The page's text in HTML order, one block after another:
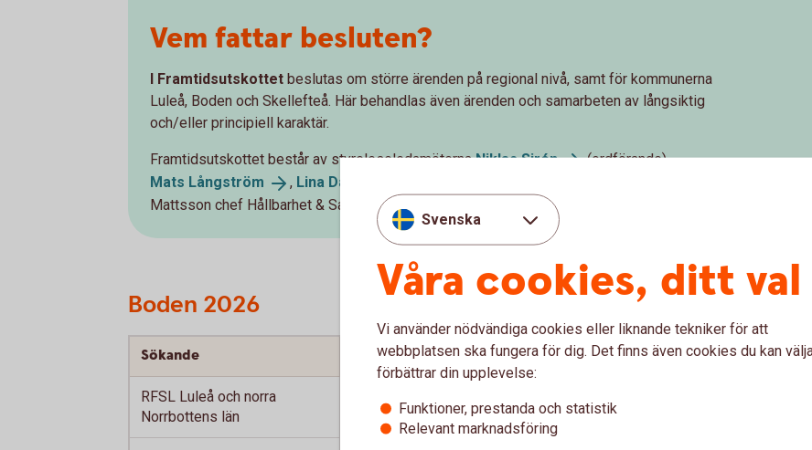
Vem fattar besluten?
I Framtidsutskottet beslutas om större ärenden på regional nivå, samt för kommunerna
Luleå, Boden och Skellefteå. Här behandlas även ärenden och samarbeten av långsiktig
och/eller principiell karaktär.
Framtidsutskottet består av styreleseledamöternaNiklasSirén
(ordförande),
Mats Långström , Lina Danielsson
Mattsson chef Hållbarhet & Samhälle.
Boden 2026
Sökande Projekt
RFSL Luleå och norra
Norrbottens län
Svenska
Våra cookies, ditt val
Vi använder nödvändiga cookies eller liknande tekniker för att
webbplatsen ska fungera för dig. Det finns även cookies du kan
förbättrar din upplevelse:
Funktioner, prestanda och statistik
Relevant marknadsföring